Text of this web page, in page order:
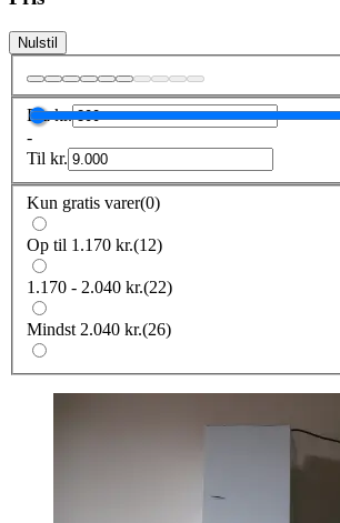
Nulstil
Frakr.
-
Til kr.
Kun gratis varer(0)
Op til 1.170 kr.(12)
1.170 - 2.040 kr.(22)
Mindst 2.040 kr.(26)